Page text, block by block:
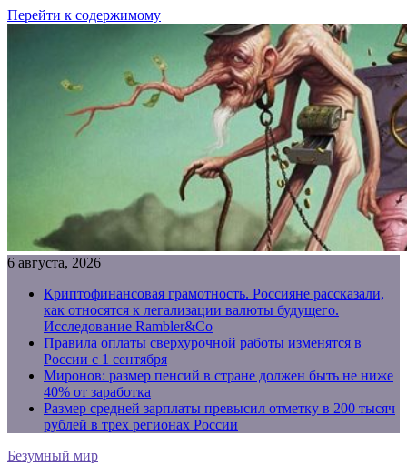
Перейти к содержимому
6 августа, 2026
Криптофинансовая грамотность. Россияне рассказали,
как относятся к легализации валюты будущего.
Исследование Rambler&Co
Правила оплаты сверхурочной работы изменятся в
России с 1 сентября
Миронов: размер пенсий в стране должен быть не ниже
40% от заработка
Размер средней зарплаты превысил отметку в 200 тысяч
рублей в трех регионах России
Безумный мир